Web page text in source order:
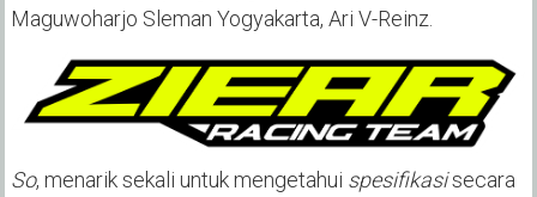
Maguwoharjo Sleman Yogyakarta, Ari V-Reinz.
So, menarik sekali untuk mengetahui spesifikasisecara